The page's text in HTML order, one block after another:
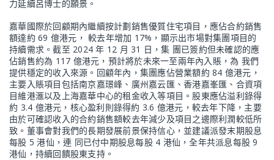
力延續呂博士的願景。
嘉華國際於回顧期內繼續按計劃銷售優質住宅項目，應佔合約銷售
額達約 69 億港元， 較去年增加 17%，顯示出市場對集團項目的
持續需求。截至 2024 年 12 月 31 日，集 團已簽約但未確認的應
佔銷售約為 117 億港元，預計將於未來一至兩年內入賬，為 我們
提供穩定的收入來源。回顧年內，集團應佔營業額約 84 億港元，
主要入賬項目包括南京嘉璟峰、廣州嘉云匯、香港嘉峯匯、合資項
目維港滙以及上海嘉華中心的租金收入等項目。股東應佔溢利錄得
約 3.4 億港元，核心盈利則錄得約 3.6 億港元，較去年下降，主要
由於可確認收入的合約銷售額較去年減少及項目之邊際利潤較低所
致。董事會對我們的長期發展前景保持信心，並建議派發末期股息
每股 5 港仙，連 同已付中期股息每股 4 港仙，全年共派息每股 9
港仙，持續回饋股東支持。